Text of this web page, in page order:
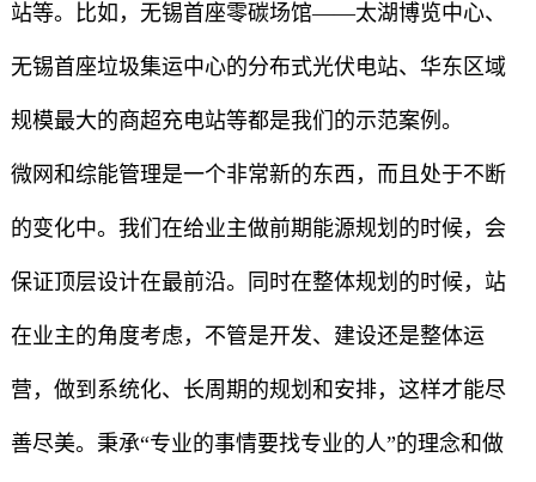
站等。比如，无锡首座零碳场馆——太湖博览中心、
无锡首座垃圾集运中心的分布式光伏电站、华东区域
规模最大的商超充电站等都是我们的示范案例。
微网和综能管理是一个非常新的东西，而且处于不断
的变化中。我们在给业主做前期能源规划的时候，会
保证顶层设计在最前沿。同时在整体规划的时候，站
在业主的角度考虑，不管是开发、建设还是整体运
营，做到系统化、长周期的规划和安排，这样才能尽
善尽美。秉承“专业的事情要找专业的人”的理念和做